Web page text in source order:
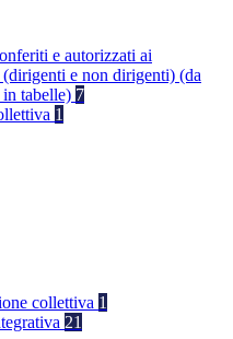
e autorizzati ai
e non dirigenti) (da
tabelle) 7
1
collettiva 1
21